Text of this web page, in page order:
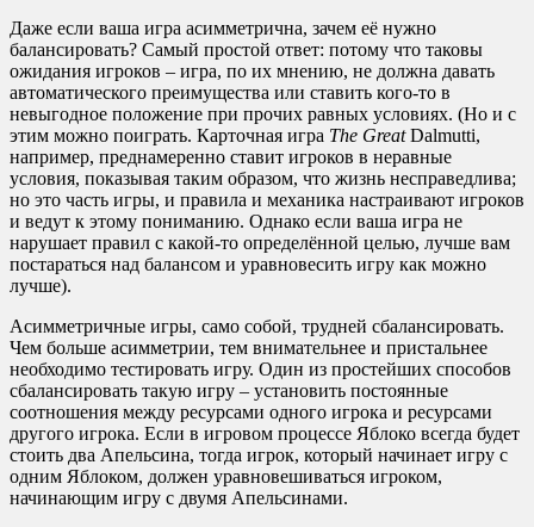
Даже если ваша игра асимметрична, зачем её нужно
балансировать? Самый простой ответ: потому что таковы
ожидания игроков – игра, по их мнению, не должна давать
автоматического преимущества или ставить кого-то в
невыгодное положение при прочих равных условиях. (Но и с
этим можно поиграть. Карточная игра The GreatDalmutti,
например, преднамеренно ставит игроков в неравные
условия, показывая таким образом, что жизнь несправедлива;
но это часть игры, и правила и механика настраивают игроков
и ведут к этому пониманию. Однако если ваша игра не
нарушает правил с какой-то определённой целью, лучше вам
постараться над балансом и уравновесить игру как можно
лучше).
Асимметричные игры, само собой, трудней сбалансировать.
Чем больше асимметрии, тем внимательнее и пристальнее
необходимо тестировать игру. Один из простейших способов
сбалансировать такую игру – установить постоянные
соотношения между ресурсами одного игрока и ресурсами
другого игрока. Если в игровом процессе Яблоко всегда будет
стоить два Апельсина, тогда игрок, который начинает игру с
одним Яблоком, должен уравновешиваться игроком,
начинающим игру с двумя Апельсинами.